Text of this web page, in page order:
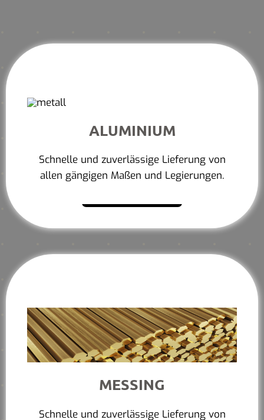
ALUMINIUM
Schnelle und zuverlässige Lieferung von
allen gängigen Maßen und Legierungen.
MESSING
Schnelle und zuverlässige Lieferung von